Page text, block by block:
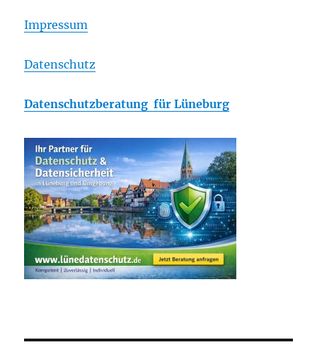
Impressum
Datenschutz
Datenschutzberatung für Lüneburg